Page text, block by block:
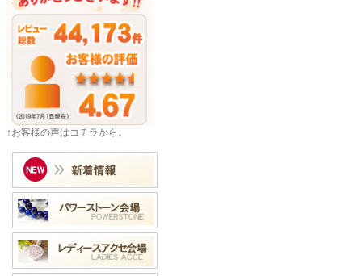
↑お客様の声はコチラから。